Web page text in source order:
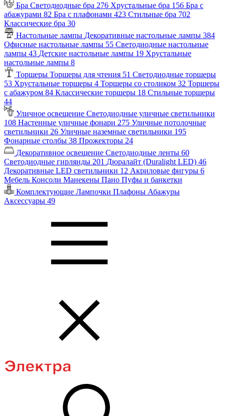
Бра Светодиодные бра 276 Хрустальные бра 156 Бра с
абажурами 82 Бра с плафонами 423 Стильные бра 702
Классические бра 30
Настольные лампы Декоративные настольные лампы 384
Офисные настольные лампы 55 Светодиодные настольные
лампы 43 Детские настольные лампы 19 Хрустальные
настольные лампы 8
Торшеры Торшеры для чтения 51 Светодиодные торшеры
53 Хрустальные торшеры 4 Торшеры со столиком 32 Торшеры
с абажуром 84 Классические торшеры 18 Стильные торшеры
44
Уличное освещение Светодиодные уличные светильники
108 Настенные уличные фонари 275 Уличные потолочные
светильники 26 Уличные наземные светильники 195
Фонарные столбы 38 Прожекторы 24
Декоративное освещение Светодиодные ленты 60
Светодиодные гирлянды 201 Дюралайт (Duralight LED) 46
Декоративные LED светильники 12 Акриловые фигуры 6
Мебель Консоли Манекены Пано Пуфы и банкетки
Комплектующие Лампочки Плафоны Абажуры
Аксессуары 49